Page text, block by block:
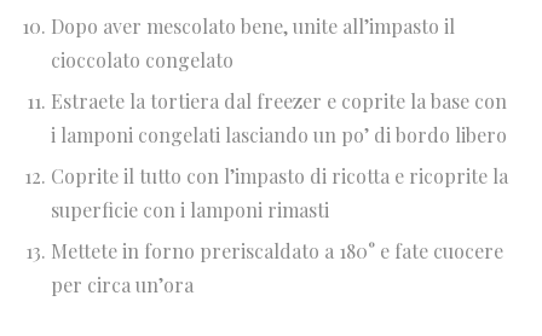
Dopo aver mescolato bene, unite all’impasto il
cioccolato congelato
Estraete la tortiera dal freezer e coprite la base con
i lamponi congelati lasciando un po’ di bordo libero
Coprite il tutto con l’impasto di ricotta e ricoprite la
superficie con i lamponi rimasti
Mettete in forno preriscaldato a 180° e fate cuocere
per circa un’ora